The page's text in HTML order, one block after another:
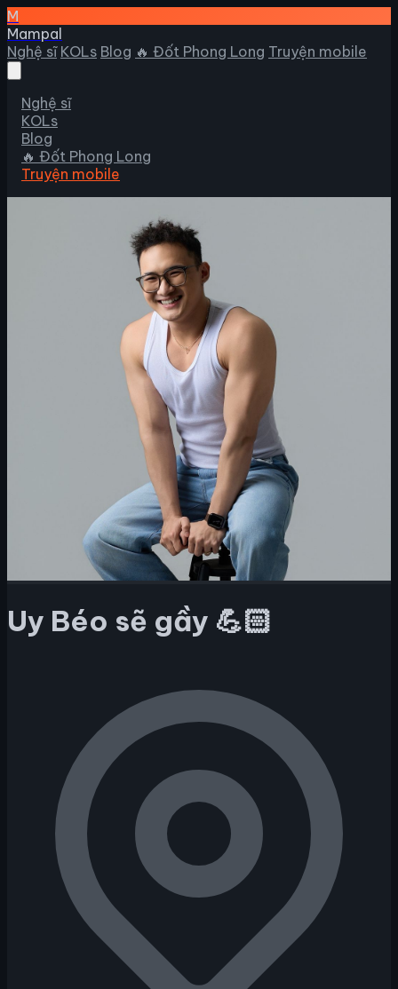
M
Mampal
Nghệ sĩ KOLs Blog 🔥 Đốt Phong Long Truyện mobile
Nghệ sĩ
KOLs
Blog
🔥 Đốt Phong Long
Truyện mobile
Uy Béo sẽ gầy 💪🏻